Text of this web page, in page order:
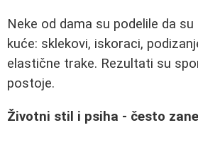
Neke od dama su podelile da
kuće: sklekovi, iskoraci,
elastične trake. Rezultati su
postoje.
Životni stil i psiha - često